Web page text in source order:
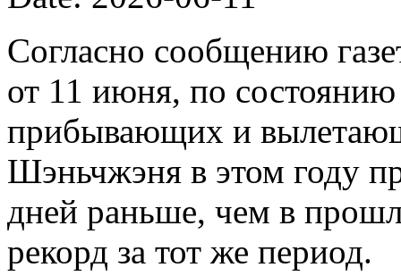
Согласно сообщению
от 11 июня, по
прибывающих и
Шэньчжэня в этом году
дней раньше, чем в
рекорд за тот же период.